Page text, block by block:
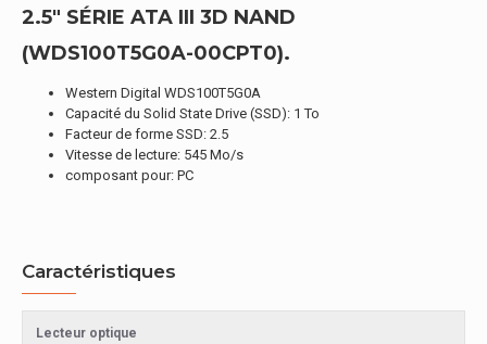
2.5" SÉRIE ATA III 3D NAND
(WDS100T5G0A-00CPT0).
Western Digital WDS100T5G0A
Capacité du Solid State Drive (SSD): 1 To
Facteur de forme SSD: 2.5
Vitesse de lecture: 545 Mo/s
composant pour: PC
Caractéristiques
Lecteur optique